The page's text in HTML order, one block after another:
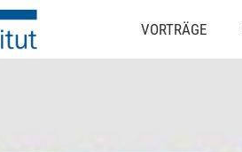
VORTRÄGE